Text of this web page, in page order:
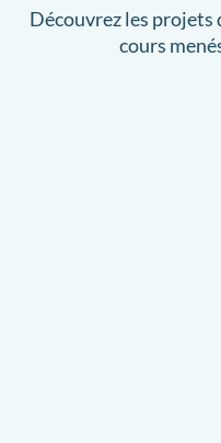
Découvrez les projets
cours